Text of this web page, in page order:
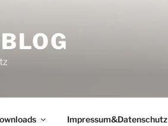
Impressum&Datenschutz